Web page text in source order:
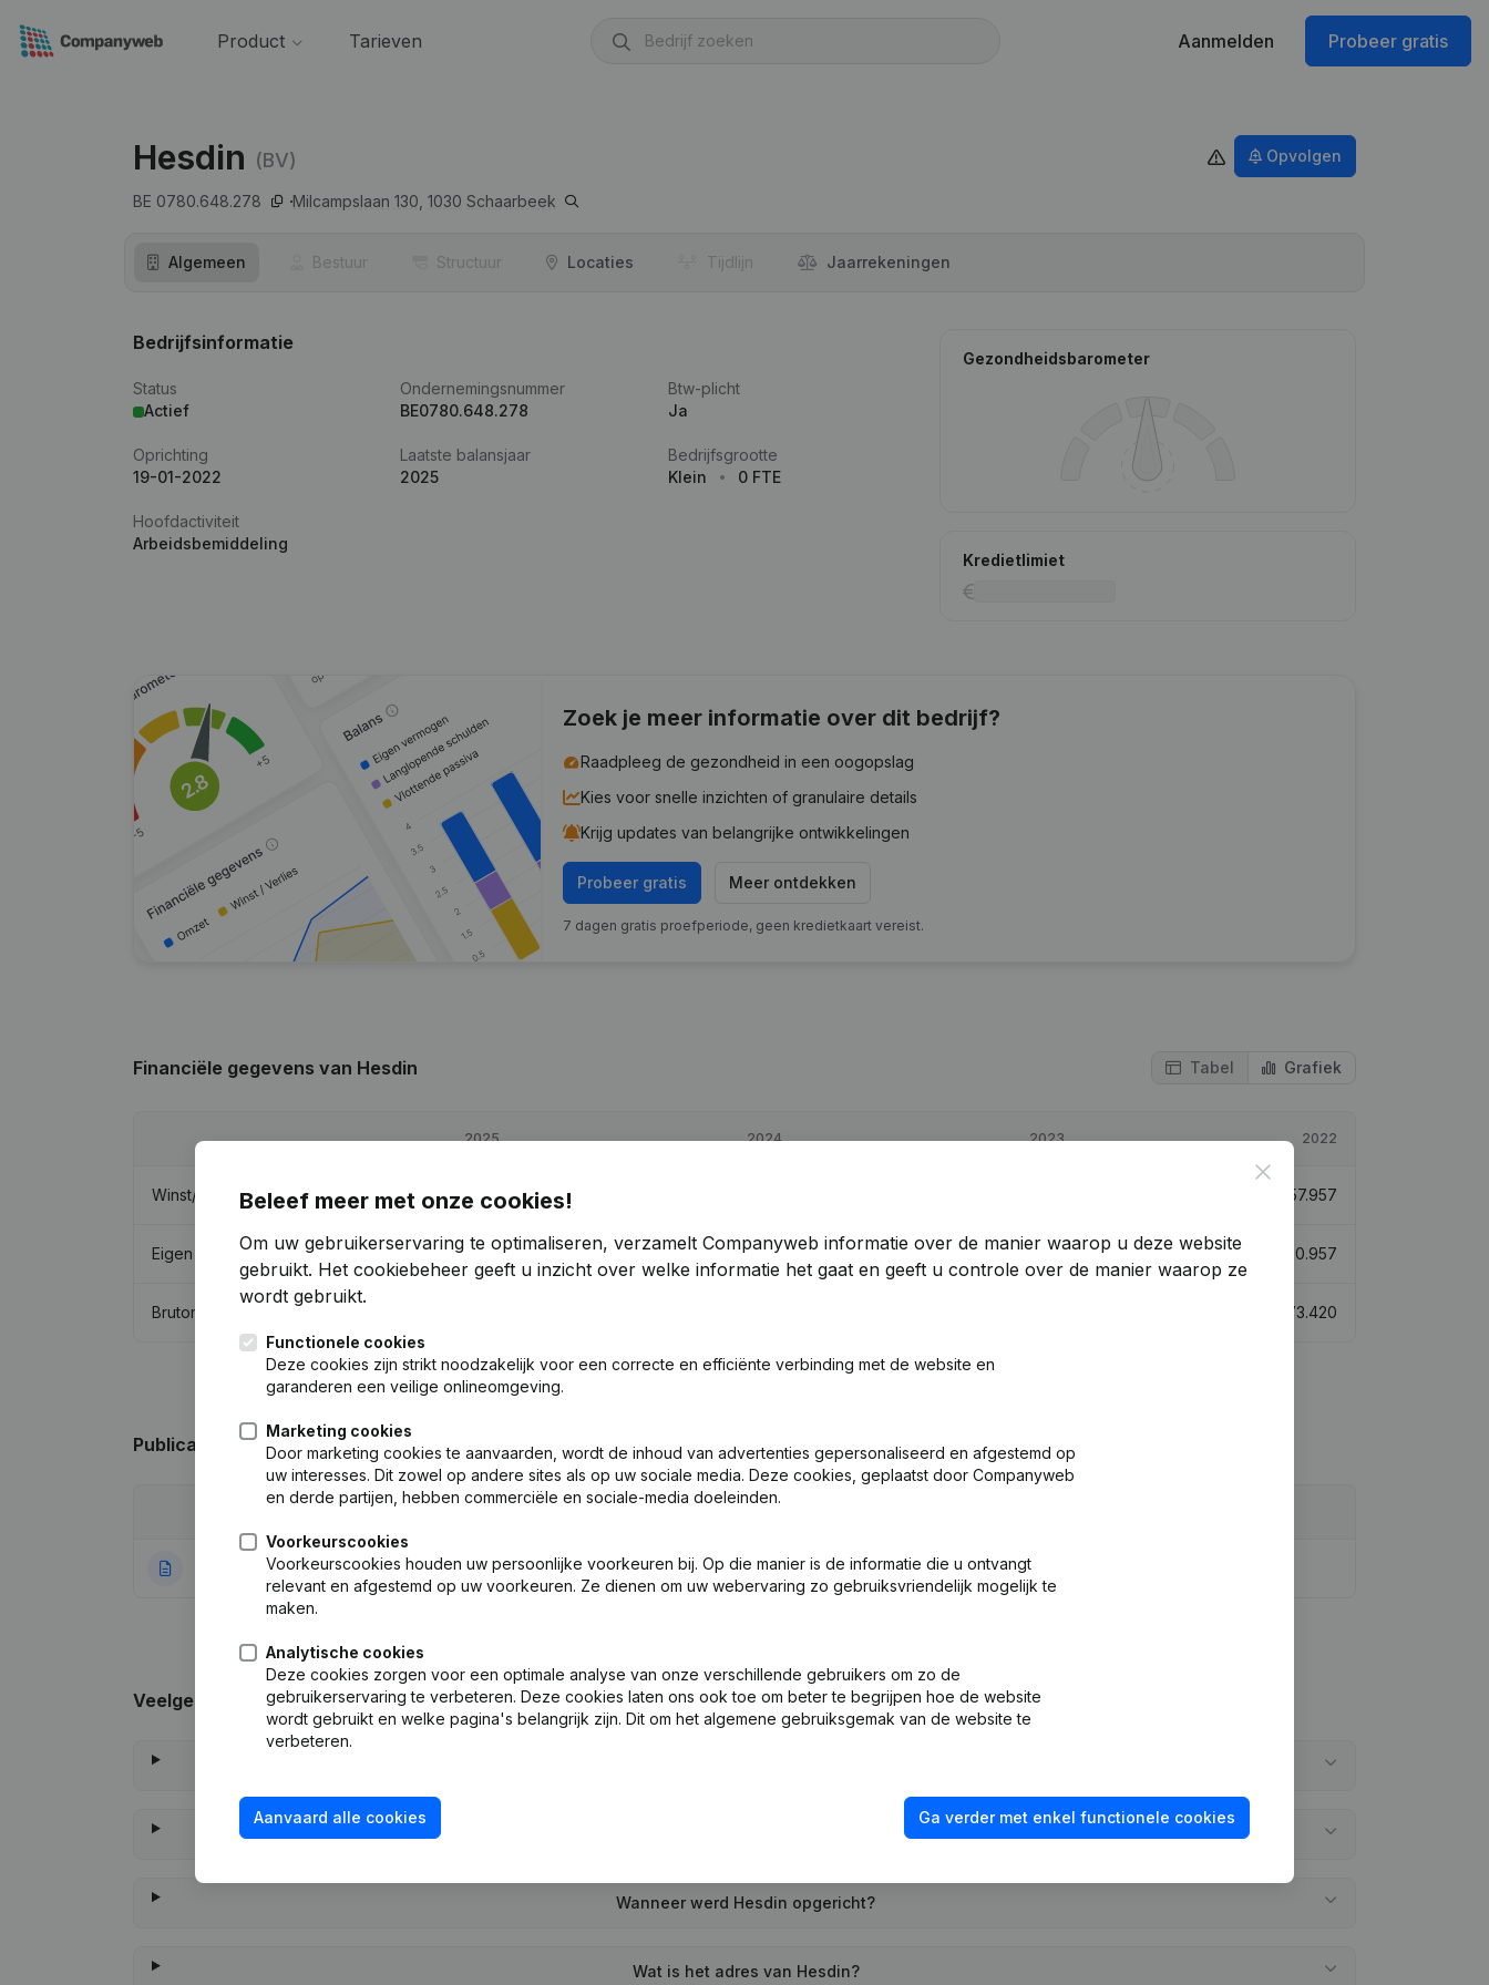
Product Tarieven Aanmelden Probeer gratis
Hesdin (BV)
BE 0780.648.278 Milcampslaan 130, 1030 Schaarbeek
Opvolgen
Algemeen Bestuur Structuur Locaties Tijdlijn Jaar­rekeningen
Bedrijfsinformatie
Status
Actief
Ondernemingsnummer
BE0780.648.278
Btw-plicht
Ja
Oprichting
19-01-2022
Laatste balansjaar
2025
Bedrijfsgrootte
Klein
0 FTE
Hoofdactiviteit
Arbeidsbemiddeling
Gezondheidsbarometer
Kredietlimiet
Zoek je meer informatie over dit bedrijf?
Raadpleeg de gezondheid in een oogopslag
Kies voor snelle inzichten of granulaire details
Krijg updates van belangrijke ontwikkelingen
Probeer gratis Meer ontdekken
7 dagen gratis proefperiode, geen kredietkaart vereist.
Financiële gegevens van Hesdin Tabel Grafiek
2025 2024 2023 2022
Winst/Verlies €157.059 -0,95% 57.957
Eigen vermogen €455.216 52,68% €298.157 113,59% €139.593 129% 60.957
Brutomarge 73.420
Publicaties van Hesdin
Publicatie
21-01-2022 Rubriek Oprichting (Nieuwe Rechtspersoon, Opening Bijkantoor, enz...)
Veelgestelde vragen
Wanneer werd Hesdin opgericht?
Wat is het adres van Hesdin?
Close
Beleef meer met onze cookies!
Om uw gebruikerservaring te optimaliseren, verzamelt Companyweb informatie over de manier waarop u deze website
gebruikt. Het cookiebeheer geeft u inzicht over welke informatie het gaat en geeft u controle over de manier waarop ze
wordt gebruikt.
Functionele cookies
Deze cookies zijn strikt noodzakelijk voor een correcte en efficiënte verbinding met de website en
garanderen een veilige onlineomgeving.
Marketing cookies
Door marketing cookies te aanvaarden, wordt de inhoud van advertenties gepersonaliseerd en afgestemd op
uw interesses. Dit zowel op andere sites als op uw sociale media. Deze cookies, geplaatst door Companyweb
en derde partijen, hebben commerciële en sociale-media doeleinden.
Voorkeurscookies
Voorkeurscookies houden uw persoonlijke voorkeuren bij. Op die manier is de informatie die u ontvangt
relevant en afgestemd op uw voorkeuren. Ze dienen om uw webervaring zo gebruiksvriendelijk mogelijk te
maken.
Analytische cookies
Deze cookies zorgen voor een optimale analyse van onze verschillende gebruikers om zo de
gebruikerservaring te verbeteren. Deze cookies laten ons ook toe om beter te begrijpen hoe de website
wordt gebruikt en welke pagina's belangrijk zijn. Dit om het algemene gebruiksgemak van de website te
verbeteren.
Aanvaard alle cookies Ga verder met enkel functionele cookies